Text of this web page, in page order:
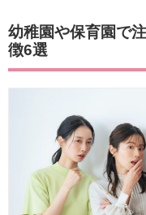
幼稚園や保育園で
徴6選